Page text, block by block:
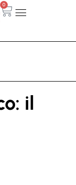
0
il